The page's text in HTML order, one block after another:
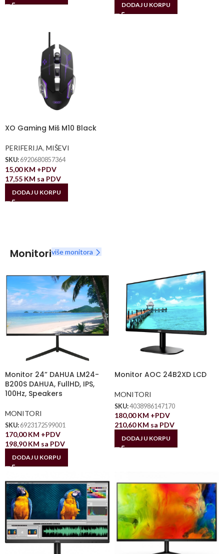
DODAJ U KORPU
XO Gaming Miš M10 Black
PERIFERIJA, MIŠEVI
SKU: 6920680857364
15,00KM +PDV
17,55 KM sa PDV
DODAJ U KORPU
Monitoriviše monitora
Monitor 24” DAHUA LM24-
B200S DAHUA, FullHD, IPS,
100Hz, Speakers
MONITORI
SKU: 6923172599001
170,00KM +PDV
198,90KM sa PDV
DODAJ U KORPU
Monitor AOC 24B2XD LCD
MONITORI
SKU:4038986147170
180,00KM +PDV
210,60KM sa PDV
DODAJ U KORPU